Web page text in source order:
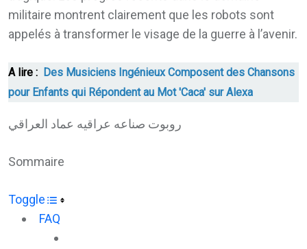
militaire montrent clairement que les robots sont
appelés à transformer le visage de la guerre à l’avenir.
A lire : Des Musiciens Ingénieux Composent des Chansons
pour Enfants qui Répondent au Mot 'Caca' sur Alexa
روبوت صناعه عراقيه عماد العراقي
Sommaire
Toggle
FAQ